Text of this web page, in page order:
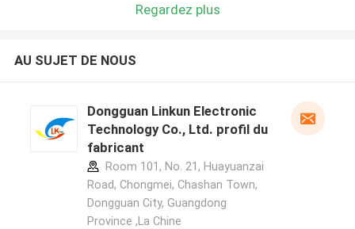
Regardez plus
AU SUJET DE NOUS
Dongguan Linkun Electronic
Technology Co., Ltd. profil du
fabricant
Room 101, No. 21, Huayuanzai
Road, Chongmei, Chashan Town,
Dongguan City, Guangdong
Province ,La Chine